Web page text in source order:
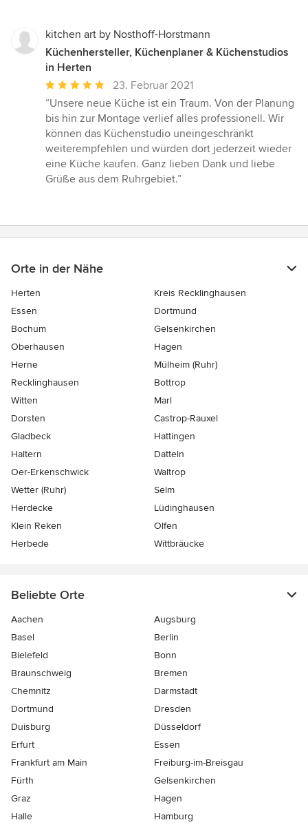
kitchen art by Nosthoff-Horstmann
Küchenhersteller, Küchenplaner & Küchenstudios
in Herten
Durchschnittliche
Bewertung:
5
von
5
Sternen
23. Februar 2021
“Unsere neue Küche ist ein Traum. Von der Planung
bis hin zur Montage verlief alles professionell. Wir
können das Küchenstudio uneingeschränkt
weiterempfehlen und würden dort jederzeit wieder
eine Küche kaufen. Ganz lieben Dank und liebe
Grüße aus dem Ruhrgebiet.”
Orte in der Nähe
Herten
Kreis Recklinghausen
Essen
Dortmund
Bochum
Gelsenkirchen
Oberhausen
Hagen
Herne
Mülheim (Ruhr)
Recklinghausen
Bottrop
Witten
Marl
Dorsten
Castrop-Rauxel
Gladbeck
Hattingen
Haltern
Datteln
Oer-Erkenschwick
Waltrop
Wetter (Ruhr)
Selm
Herdecke
Lüdinghausen
Klein Reken
Olfen
Herbede
Wittbräucke
Beliebte Orte
Aachen
Augsburg
Basel
Berlin
Bielefeld
Bonn
Braunschweig
Bremen
Chemnitz
Darmstadt
Dortmund
Dresden
Duisburg
Düsseldorf
Erfurt
Essen
Frankfurt am Main
Freiburg-im-Breisgau
Fürth
Gelsenkirchen
Graz
Hagen
Halle
Hamburg